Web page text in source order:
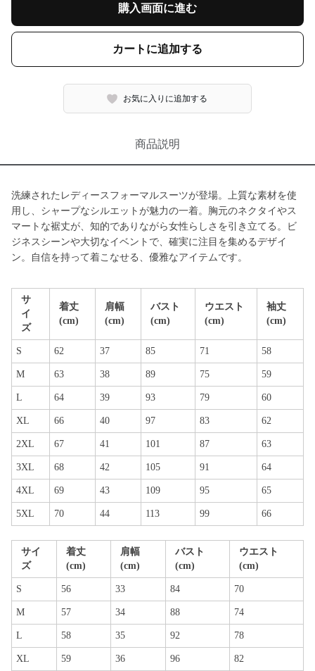
購入画面に進む
カートに追加する
お気に入りに追加する
商品説明
洗練されたレディースフォーマルスーツが登場。上質な素材を使
用し、シャープなシルエットが魅力の一着。胸元のネクタイやス
マートな裾丈が、知的でありながら女性らしさを引き立てる。ビ
ジネスシーンや大切なイベントで、確実に注目を集めるデザイ
ン。自信を持って着こなせる、優雅なアイテムです。
サ
イ
ズ
着丈
(cm)
肩幅
(cm)
バスト
(cm)
ウエスト
(cm)
袖丈
(cm)
S 62 37 85 71 58
M 63 38 89 75 59
L 64 39 93 79 60
XL 66 40 97 83 62
2XL 67 41 101 87 63
3XL 68 42 105 91 64
4XL 69 43 109 95 65
5XL 70 44 113 99 66
サイ
ズ
着丈
(cm)
肩幅
(cm)
バスト
(cm)
ウエスト
(cm)
S 56 33 84 70
M 57 34 88 74
L 58 35 92 78
XL 59 36 96 82